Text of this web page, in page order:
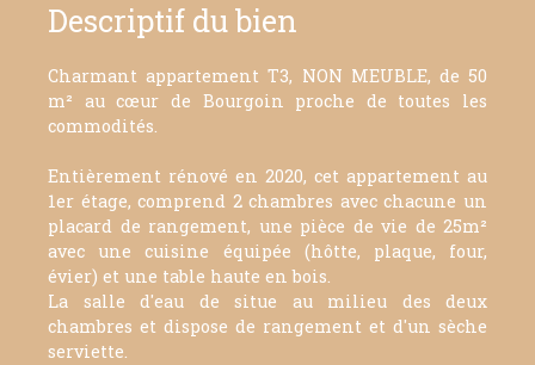
Descriptif du bien
Charmant appartement T3, NON MEUBLE, de 50
m² au cœur de Bourgoin proche de toutes les
commodités.
Entièrement rénové en 2020, cet appartement au
1er étage, comprend 2 chambres avec chacune un
placard de rangement, une pièce de vie de 25m²
avec une cuisine équipée (hôtte, plaque, four,
évier) et une table haute en bois.
La salle d'eau de situe au milieu des deux
chambres et dispose de rangement et d'un sèche
serviette.